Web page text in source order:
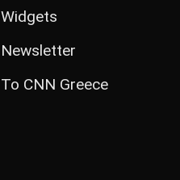
Widgets
Newsletter
Το CNN Greece